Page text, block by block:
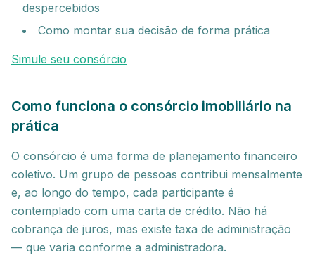
despercebidos
Como montar sua decisão de forma prática
Simule seu consórcio
Como funciona o consórcio imobiliário na
prática
O consórcio é uma forma de planejamento financeiro
coletivo. Um grupo de pessoas contribui mensalmente
e, ao longo do tempo, cada participante é
contemplado com uma carta de crédito. Não há
cobrança de juros, mas existe taxa de administração
— que varia conforme a administradora.